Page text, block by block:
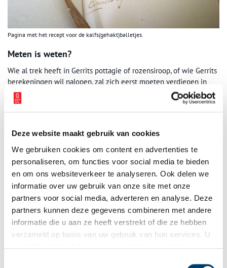
Deze website maakt gebruik van cookies
We gebruiken cookies om content en advertenties te
personaliseren, om functies voor social media te bieden
en om ons websiteverkeer te analyseren. Ook delen we
informatie over uw gebruik van onze site met onze
partners voor social media, adverteren en analyse. Deze
partners kunnen deze gegevens combineren met andere
informatie die u aan ze heeft verstrekt of die ze hebben
verzameld op basis van uw gebruik van hun services. U
Pagina met het recept voor de kalfs(gehakt)balletjes.
Meten is weten?
Wie al trek heeft in Gerrits pottagie of rozensiroop, of wie Gerrits
berekeningen wil nalopen, zal zich eerst moeten verdiepen in
historische maateenheden en gewichten. Want een algemeen
ingevoerd meetstel, zoals ons metrieke stelsel, was er in de
zeventiende eeuw nog niet. Er werd dus letterlijk met
gewichtseenheden gewogen.
Zo kon een pond variëren van 430 gram (Gents pond) tot 494
gram (Amsterdams waaggewicht). In Bergen was een pond 464,8
gram. Ook afstandsmaten varieerden. De Hondsbossche maat
werd in de regio veel gebruikt. Een Hondsbossche roede was 3,42
meter. Maar ook de Rijnlandse maat werd veel gebruikt en daarin
is een roede 3,767 meter. Om het overzicht te houden schreef
Gerrit een geheugensteuntje in zijn notitieboek, waarin hij de
verschillende door hem gebruikte maten op een rijtje zette.